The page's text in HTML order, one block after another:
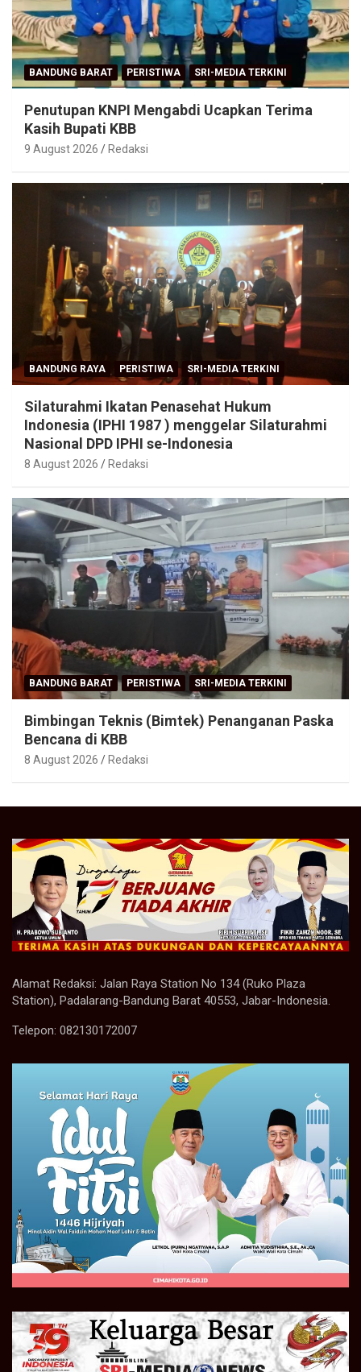
BANDUNG BARAT PERISTIWA SRI-MEDIA TERKINI
Penutupan KNPI Mengabdi Ucapkan Terima
Kasih Bupati KBB
9 August 2026 Redaksi
BANDUNG RAYA PERISTIWA SRI-MEDIA TERKINI
Silaturahmi Ikatan Penasehat Hukum
Indonesia (IPHI 1987 ) menggelar Silaturahmi
Nasional DPD IPHI se-Indonesia
8 August 2026 Redaksi
BANDUNG BARAT PERISTIWA SRI-MEDIA TERKINI
Bimbingan Teknis (Bimtek) Penanganan Paska
Bencana di KBB
8 August 2026 Redaksi
Alamat Redaksi: Jalan Raya Station No 134 (Ruko Plaza
Station), Padalarang-Bandung Barat 40553, Jabar-Indonesia.
Telepon: 082130172007